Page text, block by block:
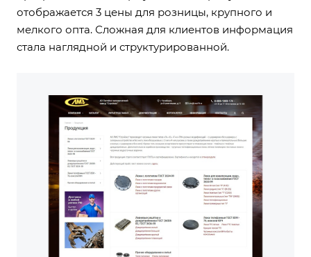
отображается 3 цены для розницы, крупного и
мелкого опта. Сложная для клиентов информация
стала наглядной и структурированной.